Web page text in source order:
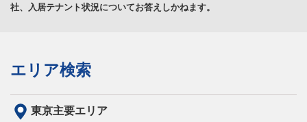
社、入居テナント状況についてお答えしかねます。
エリア検索
東京主要エリア